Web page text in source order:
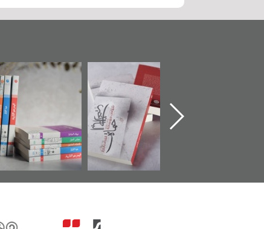
السهلاوي في ذكراه
"حماة الباب الأخير":
الإصدار الأول عن
اعتصام الدراز
وأحداث ساحة
الفداء لمركز أوال
للدراسات والتوثيق
تصنيف موضوعي
للوثائق البريطانية
يقدمه «مركز أوال»
في سلسلة من 5
كتب